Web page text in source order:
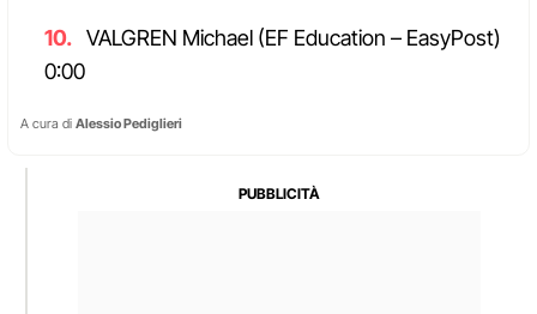
VALGREN Michael (EF Education – EasyPost)
0:00
A cura di Alessio Pediglieri